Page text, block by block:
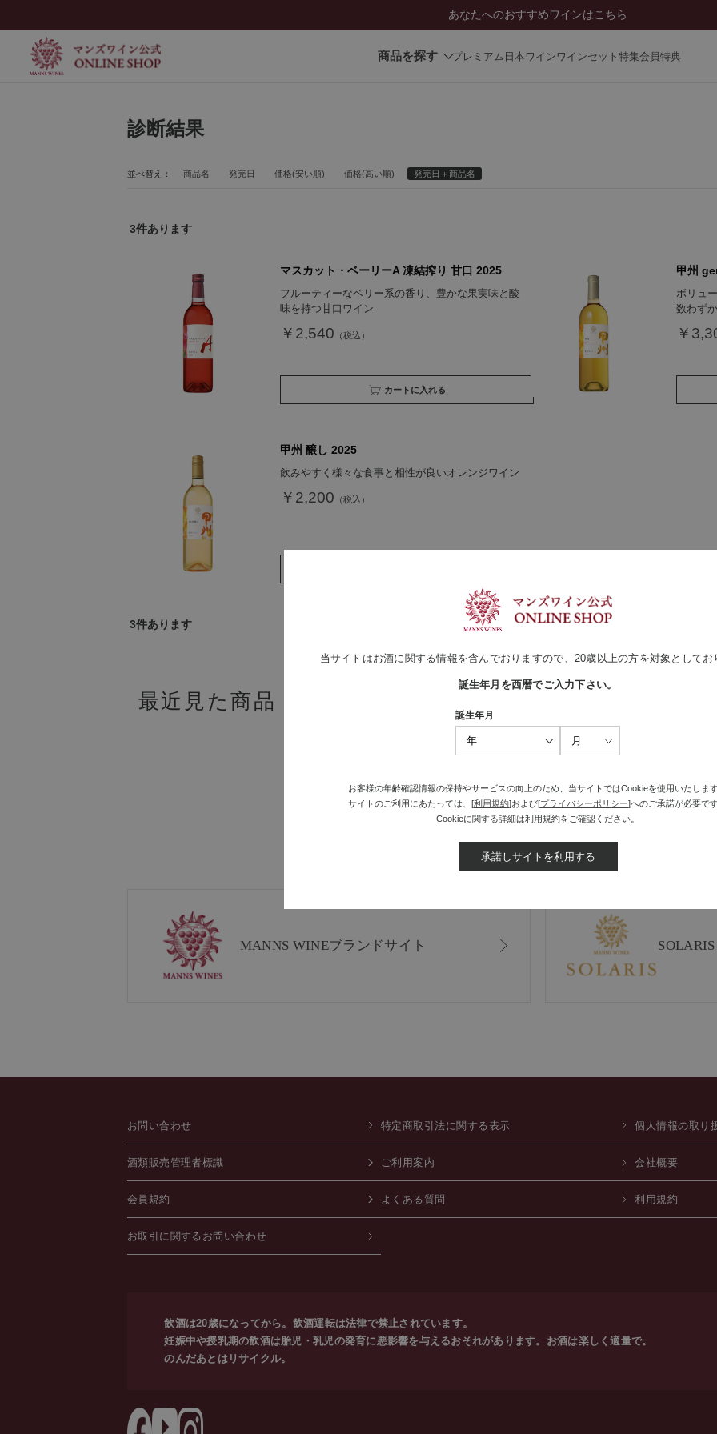
あなたへのおすすめワインはこちら
商品を探す プレミアム日本ワインワインセット 特集会員特典
診断結果
並べ替え： 商品名 発売日 価格(安い順) 価格(高い順) 発売日＋商品名
3件あります
マスカット・ベーリーA 凍結搾り 甘口 2025
フルーティーなベリー系の香り、豊かな果実味と酸
味を持つ甘口ワイン
￥2,540
買い物かごへ入れる
甲州
ボリュ
数わず
￥
甲州 醸し 2025
飲みやすく様々な食事と相性が良いオレンジワイン
￥2,200
3件あります
最近見た商品
最近見た商品がありません。
MANNS WINEブランドサイト
お問い合わせ 特定商取引法に関する表示 個人情報の取り
酒類販売管理者標識 ご利用案内 会社概要
会員規約 よくある質問 利用規約
お取引に関するお問い合わせ
飲酒は20歳になってから。飲酒運転は法律で禁止されています。
妊娠中や授乳期の飲酒は胎児・乳児の発育に悪影響を与えるおそれがあります。お酒は楽しく適量で。
のんだあとはリサイクル。
当サイトはお酒に関する情報を含んでおりますので、20歳以上の方を対象としてお
誕生年月を西暦でご入力下さい。
誕生年月
お客様の年齢確認情報の保持やサービスの向上のため、当サイトではCookieを使用いたします
サイトのご利用にあたっては、[利用規約]および[プライバシーポリシー]へのご承諾が必要です
Cookieに関する詳細は利用規約をご確認ください。
承諾しサイトを利用する